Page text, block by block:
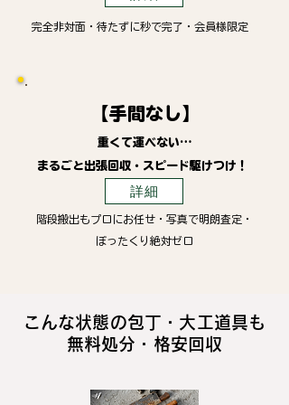
完全非対面・待たずに秒で完了・会員様限定
【手間なし】
重くて運べない…
まるごと出張回収・スピード駆けつけ！
詳細
階段搬出もプロにお任せ・写真で明朗査定・
ぼったくり絶対ゼロ
こんな状態の包丁・大工道具も
無料処分・格安回収